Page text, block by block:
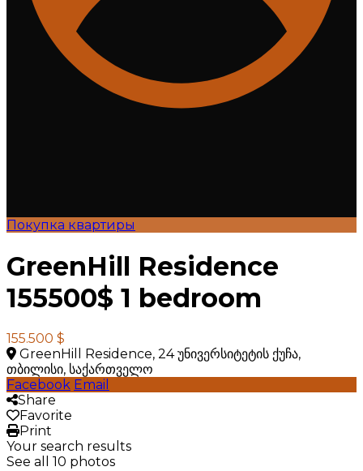
Покупка квартиры
GreenHill Residence
155500$ 1 bedroom
155.500 $
GreenHill Residence, 24 უნივერსიტეტის ქუჩა,
თბილისი, საქართველო
Facebook Email
Share
Favorite
Print
Your search results
See all 10 photos